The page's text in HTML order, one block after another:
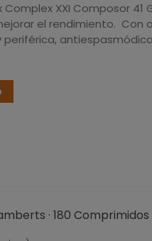
XXI Composor 41
el rendimiento. Con
periférica,
· 180 Comprimidos